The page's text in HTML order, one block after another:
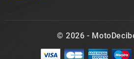
© 2026 -